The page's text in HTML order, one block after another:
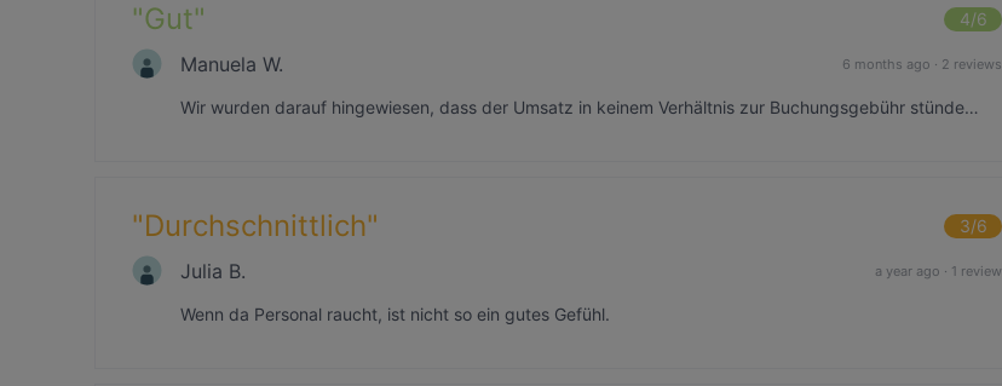
"Gut" 4/6
Manuela W. 6 months ago · 2 reviews
Wir wurden darauf hingewiesen, dass der Umsatz in keinem Verhältnis zur Buchungsgebühr stünde…
"Durchschnittlich" 3/6
Julia B. a year ago · 1 review
Wenn da Personal raucht, ist nicht so ein gutes Gefühl.